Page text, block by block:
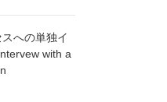
への単独イ
with a